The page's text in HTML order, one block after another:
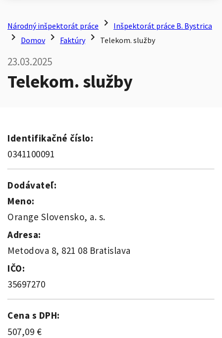
Národný inšpektorát práce chevron_right Inšpektorát práce B. Bystrica
chevron_right Domov chevron_right Faktúry chevron_right Telekom. služby
23.03.2025
Telekom. služby
Identifikačné číslo:
0341100091
Dodávateľ:
Meno:
Orange Slovensko, a. s.
Adresa:
Metodova 8, 821 08 Bratislava
IČO:
35697270
Cena s DPH:
507,09 €